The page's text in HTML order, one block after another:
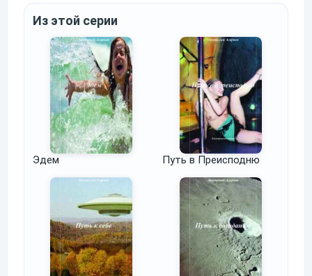
Из этой серии
Эдем Путь в Преисподню